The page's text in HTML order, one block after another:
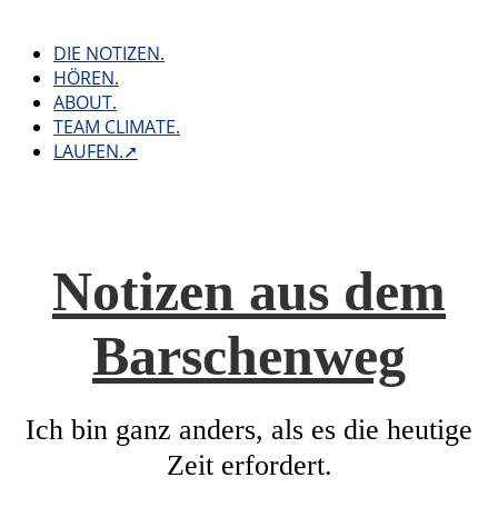
contentDIE NOTIZEN.
HÖREN.
ABOUT.
TEAM CLIMATE.
LAUFEN.➚
Notizen aus dem
Barschenweg
Ich bin ganz anders, als es die heutige
Zeit erfordert.